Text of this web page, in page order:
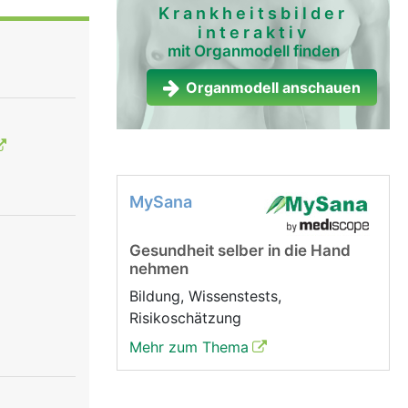
die
unter
Krankheitsbilder
interaktiv
mit Organmodell finden
Organmodell anschauen
MySana
Gesundheit selber in die Hand
nehmen
Bildung, Wissenstests,
Risikoschätzung
Mehr zum Thema